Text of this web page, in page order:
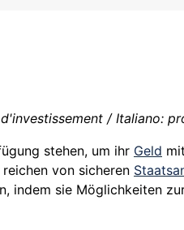
/ Italiano:
stehen, um ihr Geld
von sicheren
indem sie Möglichkeiten